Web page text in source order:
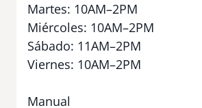
Martes: 10AM–2PM
Miércoles: 10AM–2PM
Sábado: 11AM–2PM
Viernes: 10AM–2PM
Manual